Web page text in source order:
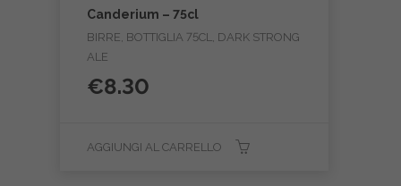
Canderium – 75cl
BIRRE, BOTTIGLIA 75CL, DARK STRONG
ALE
€8.30
AGGIUNGI AL CARRELLO